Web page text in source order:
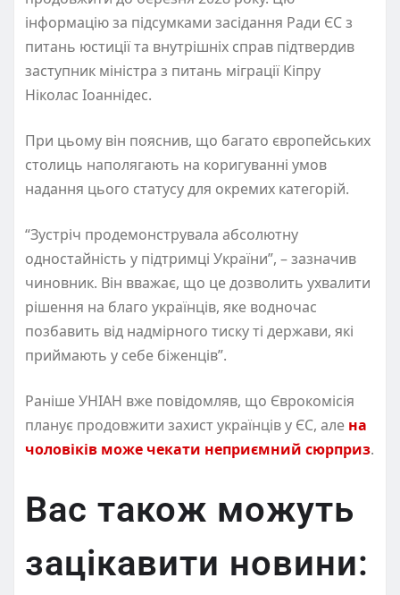
інформацію за підсумками засідання Ради ЄС з
питань юстиції та внутрішніх справ підтвердив
заступник міністра з питань міграції Кіпру
Ніколас Іоаннідес.
При цьому він пояснив, що багато європейських
столиць наполягають на коригуванні умов
надання цього статусу для окремих категорій.
“Зустріч продемонструвала абсолютну
одностайність у підтримці України”, – зазначив
чиновник. Він вважає, що це дозволить ухвалити
рішення на благо українців, яке водночас
позбавить від надмірного тиску ті держави, які
приймають у себе біженців”.
Раніше УНІАН вже повідомляв, що Єврокомісія
планує продовжити захист українців у ЄС, але на
чоловіків може чекати неприємний сюрприз.
Вас також можуть
зацікавити новини: